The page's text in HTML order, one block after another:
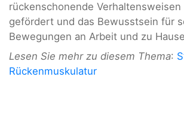
rückenschonende Verhaltensweisen
gefördert und das Bewusstsein für
Bewegungen an Arbeit und zu
Lesen Sie mehr zu diesem Thema:
Rückenmuskulatur